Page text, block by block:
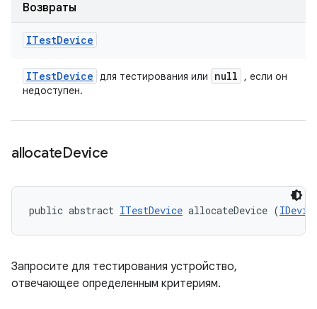
Возвраты
ITestDevice
ITestDevice для тестирования или null
, если он
недоступен.
allocateDevice
public abstract ITestDevice allocateDevice (
Запросите для тестирования устройство,
отвечающее определенным критериям.